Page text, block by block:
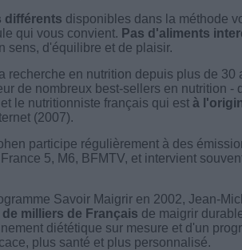
différents disponibles dans la méthode
qui vous convient. Pas d'aliments
sens, d'équilibre et de plaisir.
recherche en nutrition depuis plus de 30
de nombreux best-sellers en nutrition -
le nutritionniste français qui est à
(2007).
participe régulièrement à des
5, M6, BFMTV, et intervient
Savoir Maigrir en 2002, Jean-
milliers de Français de maigrir
diététique sur mesure et d'un
plus santé et plus personnalisé.